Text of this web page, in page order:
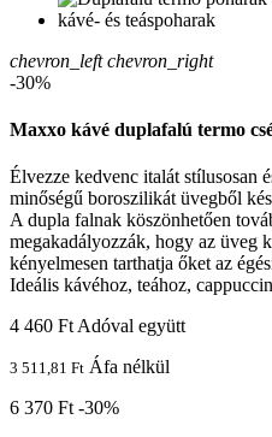
chevron_left chevron_right
-30%
Maxxo kávé duplafalú termo
Élvezze kedvenc italát stílusosan
minőségű boroszilikát üvegből
A dupla falnak köszönhetően
megakadályozzák, hogy az üveg
kényelmesen tarthatja őket az
Ideális kávéhoz, teához,
4 460 Ft Adóval együtt
3 511,81 Ft Áfa nélkül
6 370 Ft -30%